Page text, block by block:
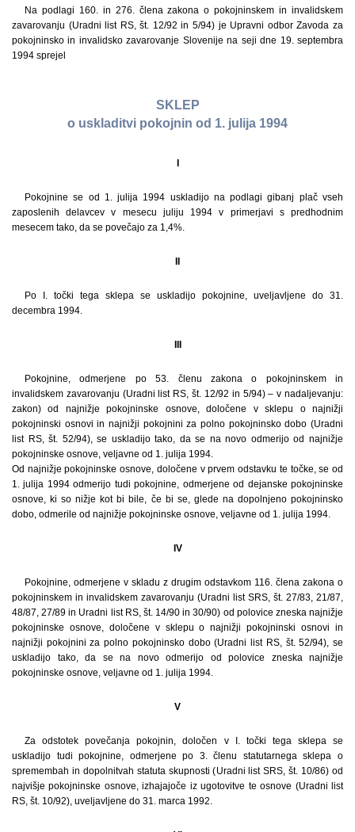
Na podlagi 160. in 276. člena zakona o pokojninskem in invalidskem
zavarovanju (Uradni list RS, št. 12/92 in 5/94) je Upravni odbor Zavoda za
pokojninsko in invalidsko zavarovanje Slovenije na seji dne 19. septembra
1994 sprejel
SKLEP
o uskladitvi pokojnin od 1. julija 1994
I
Pokojnine se od 1. julija 1994 uskladijo na podlagi gibanj plač vseh
zaposlenih delavcev v mesecu juliju 1994 v primerjavi s predhodnim
mesecem tako, da se povečajo za 1,4%.
II
Po I. točki tega sklepa se uskladijo pokojnine, uveljavljene do 31.
decembra 1994.
III
Pokojnine, odmerjene po 53. členu zakona o pokojninskem in
invalidskem zavarovanju (Uradni list RS, št. 12/92 in 5/94) – v nadaljevanju:
zakon) od najnižje pokojninske osnove, določene v sklepu o najnižji
pokojninski osnovi in najnižji pokojnini za polno pokojninsko dobo (Uradni
list RS, št. 52/94), se uskladijo tako, da se na novo odmerijo od najnižje
pokojninske osnove, veljavne od 1. julija 1994.
Od najnižje pokojninske osnove, določene v prvem odstavku te točke, se od
1. julija 1994 odmerijo tudi pokojnine, odmerjene od dejanske pokojninske
osnove, ki so nižje kot bi bile, če bi se, glede na dopolnjeno pokojninsko
dobo, odmerile od najnižje pokojninske osnove, veljavne od 1. julija 1994.
IV
Pokojnine, odmerjene v skladu z drugim odstavkom 116. člena zakona o
pokojninskem in invalidskem zavarovanju (Uradni list SRS, št. 27/83, 21/87,
48/87, 27/89 in Uradni list RS, št. 14/90 in 30/90) od polovice zneska najnižje
pokojninske osnove, določene v sklepu o najnižji pokojninski osnovi in
najnižji pokojnini za polno pokojninsko dobo (Uradni list RS, št. 52/94), se
uskladijo tako, da se na novo odmerijo od polovice zneska najnižje
pokojninske osnove, veljavne od 1. julija 1994.
V
Za odstotek povečanja pokojnin, določen v I. točki tega sklepa se
uskladijo tudi pokojnine, odmerjene po 3. členu statutarnega sklepa o
spremembah in dopolnitvah statuta skupnosti (Uradni list SRS, št. 10/86) od
najvišje pokojninske osnove, izhajajoče iz ugotovitve te osnove (Uradni list
RS, št. 10/92), uveljavljene do 31. marca 1992.